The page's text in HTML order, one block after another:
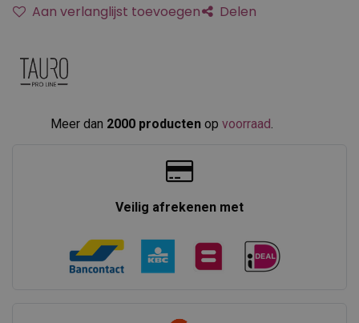
Aan verlanglijst toevoegen Delen
Meer dan 2000 producten op voorraad
Veilig afrekenen met